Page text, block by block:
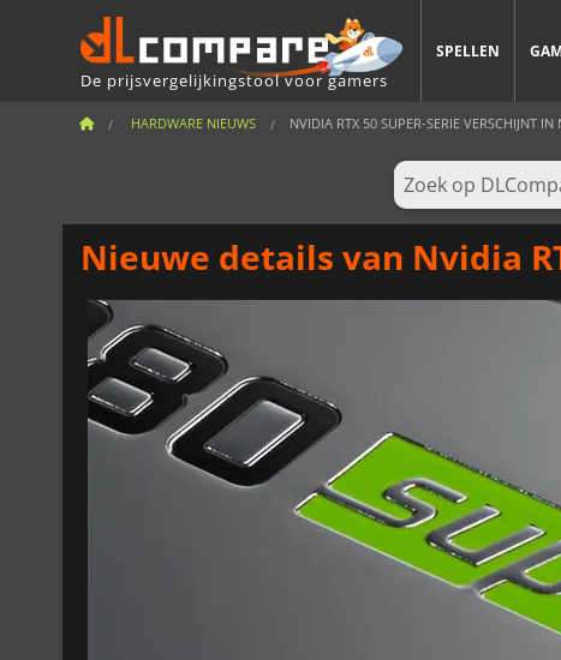
De prijsvergelijkingstool voor gamers
SPELLEN
HARDWARE NIEUWS NVIDIA RTX 50 SUPER-SERIE VERSCHIJNT IN
Nieuwe details van Nvidia